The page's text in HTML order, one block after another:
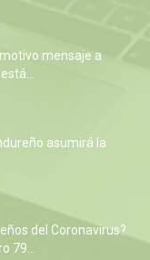
mensaje a
asumirá la
del Coronavirus?
79...